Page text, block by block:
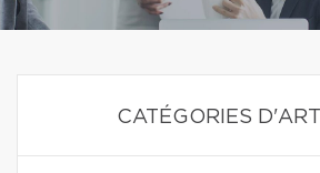
CATÉGORIES